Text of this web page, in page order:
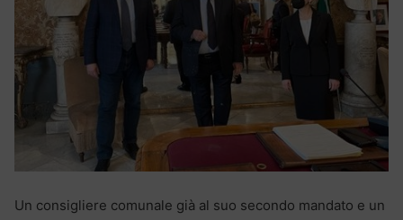
Un consigliere comunale già al suo secondo mandato e un